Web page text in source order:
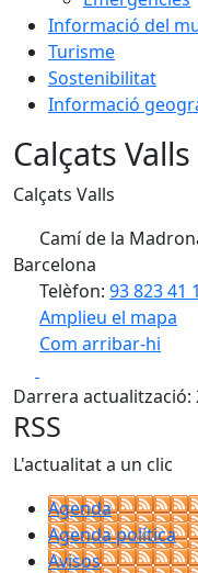
Informació del
Turisme
Sostenibilitat
Informació
Calçats Valls
Calçats Valls
Camí de la
Barcelona
Telèfon: 93 823 41
Amplieu el mapa
Com arribar-hi
+
−
Darrera actualització:
RSS
L'actualitat a un clic
Agenda
Agenda política
Avisos